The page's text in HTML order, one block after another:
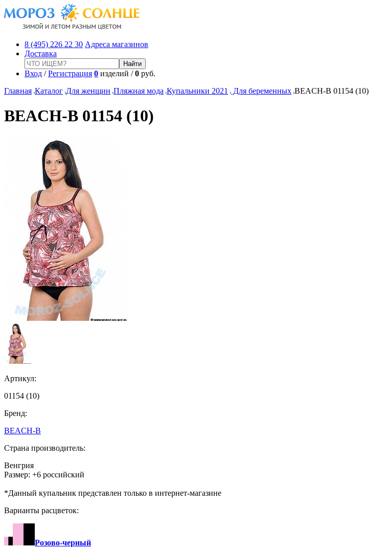
8 (495) 226 22 30 Адреса магазинов
Доставка
Вход /Регистрация 0 изделий /0 руб.
Главная Каталог Для женщин Пляжная мода Купальники 2021 Для беременных BEACH-B 01154 (10)
BEACH-B 01154 (10)
Артикул:
01154 (10)
Бренд:
BEACH-B
Страна производитель:
Венгрия
Размер: +6 российский
*Данный купальник представлен только в интернет-магазине
Варианты расцветок:
Розово-черный